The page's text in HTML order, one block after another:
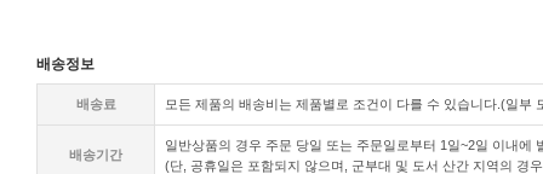
배송정보
배송료 모든 제품의 배송비는 제품별로 조건이 다를 수 있습니다.(일
배송기간
일반상품의 경우 주문 당일 또는 주문일로부터 1일~2일 이내
(단, 공휴일은 포함되지 않으며, 군부대 및 도서 산간 지역의 경